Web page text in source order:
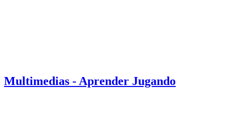
Multimedias - Aprender Jugando